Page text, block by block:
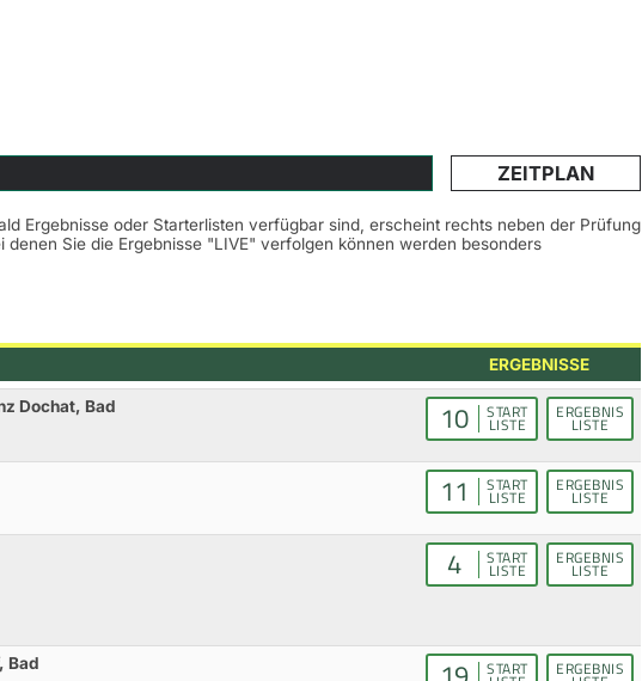
ZEITPLAN
Ergebnisse oder Starterlisten verfügbar sind, erscheint rechts neben der Prüfung
Sie die Ergebnisse "LIVE" verfolgen können werden besonders
ERGEBNISSE
Dochat, Bad
10 START
LISTE
ERGEBNIS
LISTE
11 START
LISTE
ERGEBNIS
LISTE
4 START
LISTE
ERGEBNIS
LISTE
Bad
START ERGEBNIS